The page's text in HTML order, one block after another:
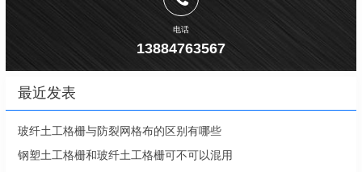
电话
13884763567
最近发表
玻纤土工格栅与防裂网格布的区别有哪些
钢塑土工格栅和玻纤土工格栅可不可以混用